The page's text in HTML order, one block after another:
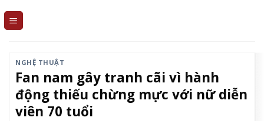
NGHỆ THUẬT
Fan nam gây tranh cãi vì hành
động thiếu chừng mực với nữ diễn
viên 70 tuổi